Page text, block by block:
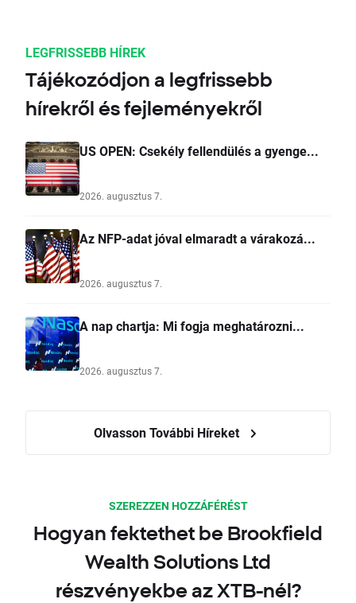
LEGFRISSEBB HÍREK
Tájékozódjon a legfrissebb
hírekről és fejleményekről
US OPEN: Csekély fellendülés a gyenge...
2026. augusztus 7.
Az NFP-adat jóval elmaradt a várakozá...
2026. augusztus 7.
A nap chartja: Mi fogja meghatározni...
2026. augusztus 7.
Olvasson További Híreket
SZEREZZEN HOZZÁFÉRÉST
Hogyan fektethet be Brookfield
Wealth Solutions Ltd
részvényekbe az XTB-nél?